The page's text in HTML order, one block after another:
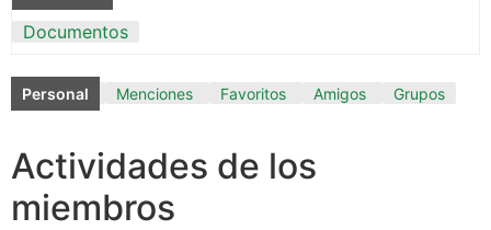
Documentos
Personal Menciones Favoritos Amigos Grupos
Actividades de los
miembros